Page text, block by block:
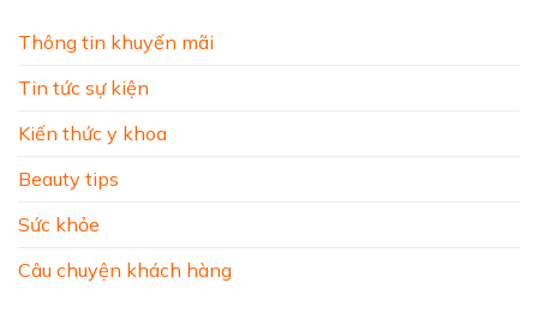
Thông tin khuyến mãi
Tin tức sự kiện
Kiến thức y khoa
Beauty tips
Sức khỏe
Câu chuyện khách hàng